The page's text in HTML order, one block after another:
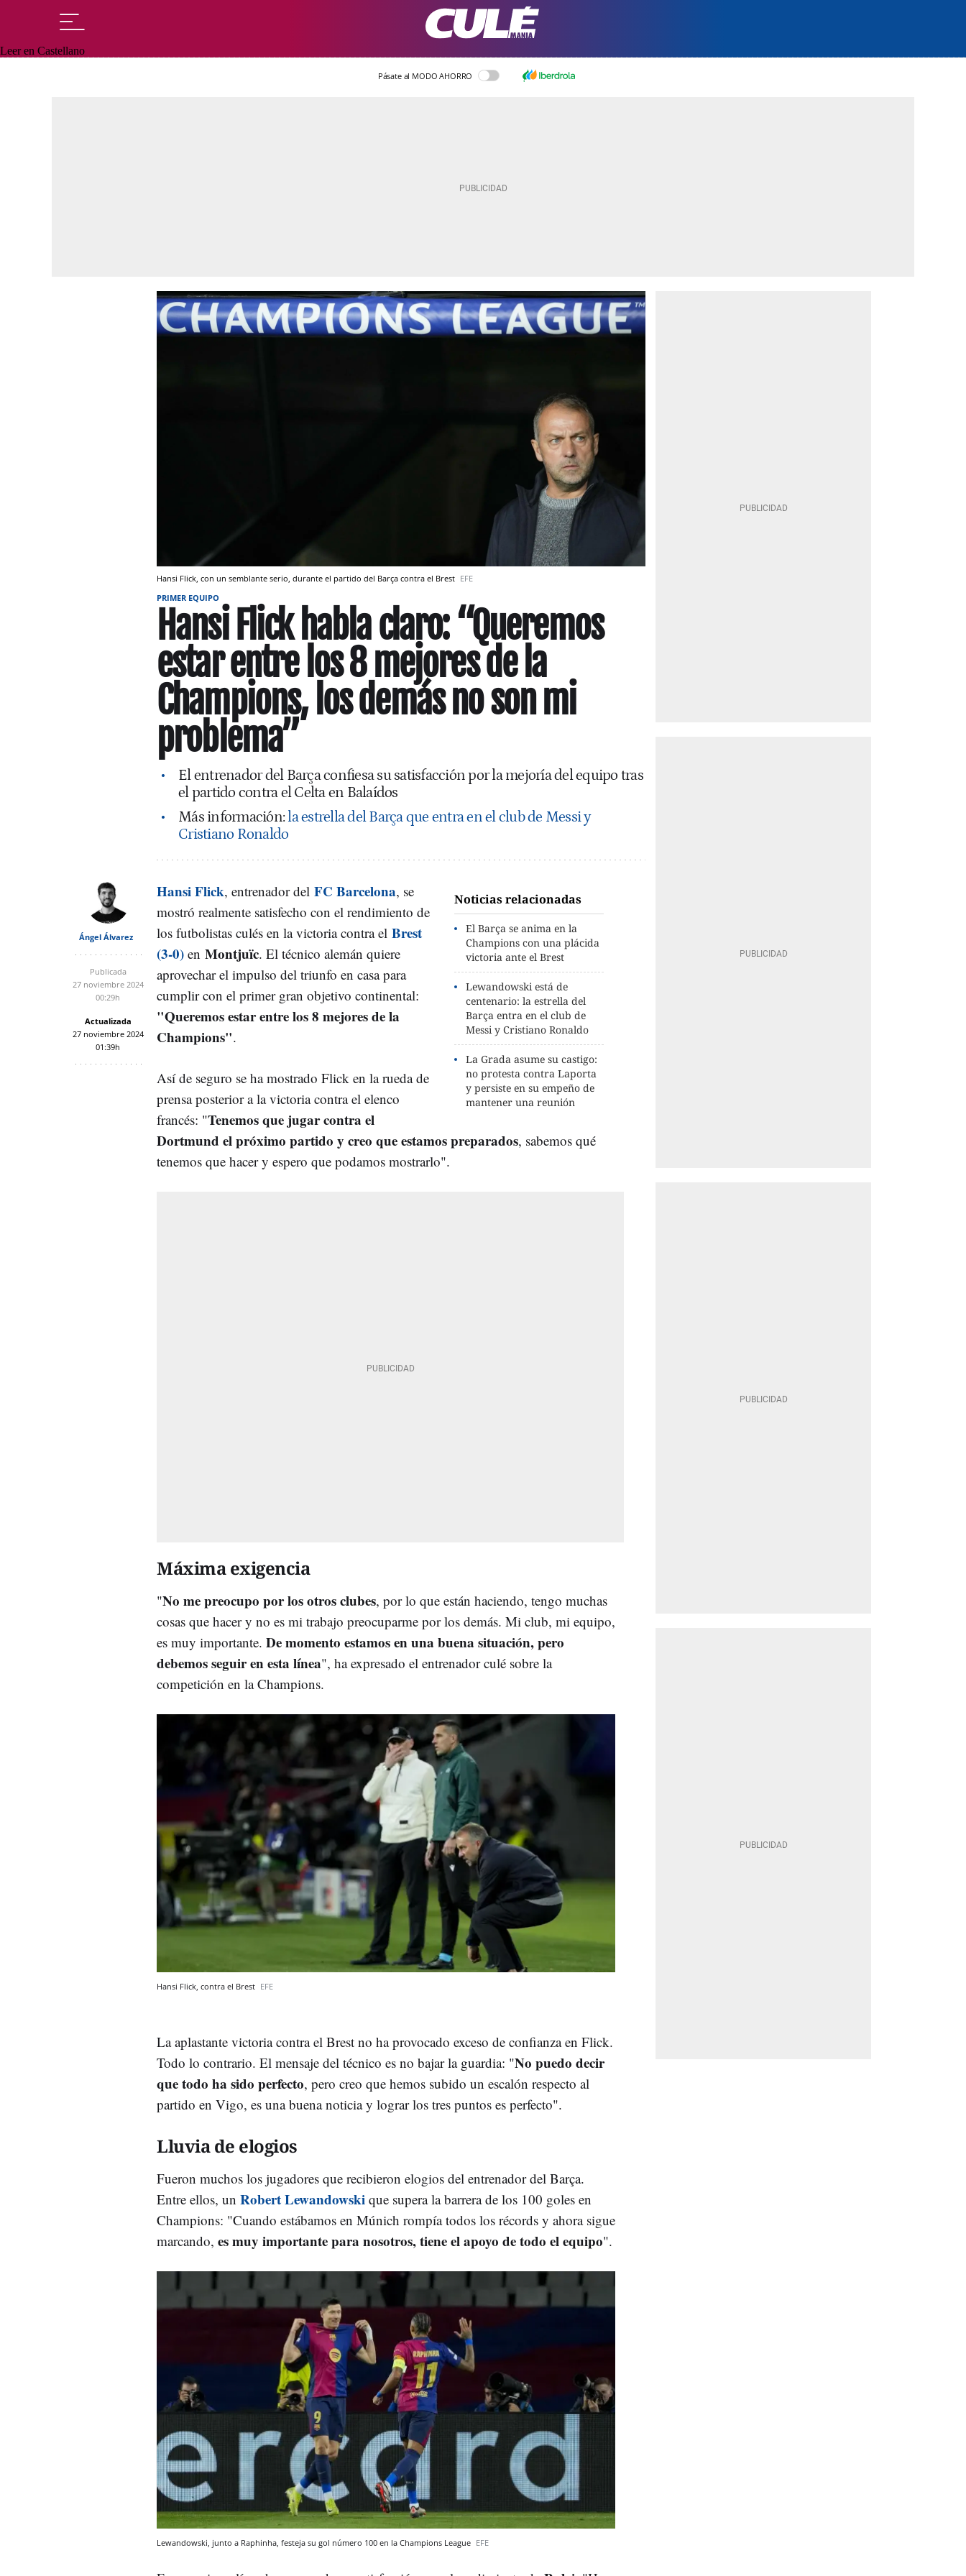
Leer en Castellano
Pásate al MODO AHORRO
Hansi Flick, con un semblante serio, durante el partido del Barça contra el Brest EFE
PRIMER EQUIPO
Hansi Flick habla claro: “Queremos
estar entre los 8 mejores de la
Champions, los demás no son mi
problema”
El entrenador del Barça confiesa su satisfacción por la mejoría del equipo tras
el partido contra el Celta en Balaídos
Más información:la estrella del Barça que entra en el club de Messi y
Cristiano Ronaldo
Ángel Álvarez
Publicada
27 noviembre 2024
00:29h
Actualizada
27 noviembre 2024
01:39h
Noticias relacionadas
El Barça se anima en la
Champions con una plácida
victoria ante el Brest
Lewandowski está de
centenario: la estrella del
Barça entra en el club de
Messi y Cristiano Ronaldo
La Grada asume su castigo:
no protesta contra Laporta
y persiste en su empeño de
mantener una reunión
Hansi Flick, entrenador del FC Barcelona, se
mostró realmente satisfecho con el rendimiento de
los futbolistas culés en la victoria contra el Brest
(3-0) en Montjuïc. El técnico alemán quiere
aprovechar el impulso del triunfo en casa para
cumplir con el primer gran objetivo continental:
"Queremos estar entre los 8 mejores de la
Champions".
Así de seguro se ha mostrado Flick en la rueda de
prensa posterior a la victoria contra el elenco
francés: "Tenemos que jugar contra el
Dortmund el próximo partido y creo que estamos preparados, sabemos qué
tenemos que hacer y espero que podamos mostrarlo".
Máxima exigencia
"No me preocupo por los otros clubes, por lo que están haciendo, tengo muchas
cosas que hacer y no es mi trabajo preocuparme por los demás. Mi club, mi equipo,
es muy importante. De momento estamos en una buena situación, pero
debemos seguir en esta línea", ha expresado el entrenador culé sobre la
competición en la Champions.
Hansi Flick, contra el Brest EFE
La aplastante victoria contra el Brest no ha provocado exceso de confianza en Flick.
Todo lo contrario. El mensaje del técnico es no bajar la guardia: "No puedo decir
que todo ha sido perfecto, pero creo que hemos subido un escalón respecto al
partido en Vigo, es una buena noticia y lograr los tres puntos es perfecto".
Lluvia de elogios
Fueron muchos los jugadores que recibieron elogios del entrenador del Barça.
Entre ellos, un Robert Lewandowski que supera la barrera de los 100 goles en
Champions: "Cuando estábamos en Múnich rompía todos los récords y ahora sigue
marcando, es muy importante para nosotros, tiene el apoyo de todo el equipo".
Lewandowski, junto a Raphinha, festeja su gol número 100 en la Champions League EFE